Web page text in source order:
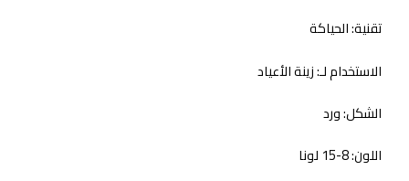
تقنية: الحياكة
الاستخدام لـ: زينة الأعياد
الشكل: ورد
اللون: 8-15 لونا